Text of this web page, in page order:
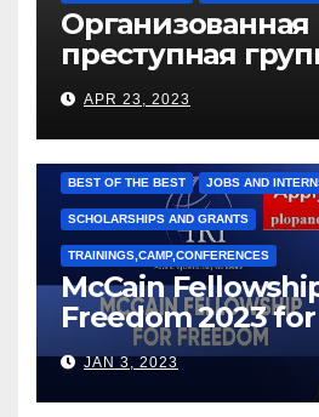
Организованная
преступная
под
Рижкова
Марии
APR 23, 2023
BEST OF THE BEST JOBS AND
SCHOLARSHIPS AND GRANTS
TRAININGS,CAMP,CONFERENCES
McCain
Freedom 2023
Leaders
JAN 3, 2023